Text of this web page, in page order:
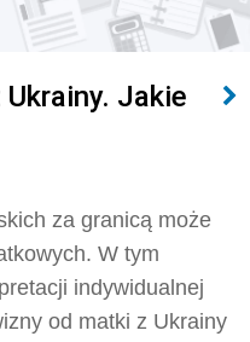
Jakie
za granicą może
W tym
indywidualnej
od matki z Ukrainy